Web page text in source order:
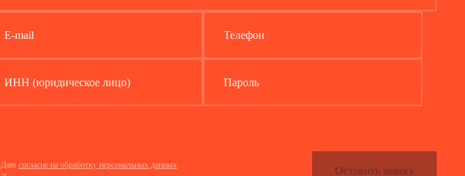
E-mail Телефон
ИНН (юридическое лицо) Пароль
Даю согласие на обработку персональных данных
Оставить заявку